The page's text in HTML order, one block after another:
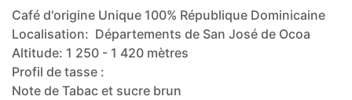
Café d'origine Unique 100% République Dominicaine
Localisation: Départements de San José de Ocoa
Altitude: 1 250 - 1 420 mètres
Profil de tasse :
Note de Tabac et sucre brun